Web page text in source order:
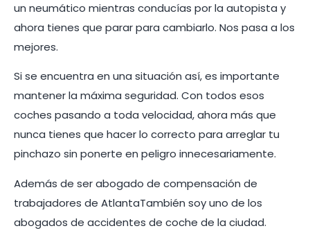
un neumático mientras conducías por la autopista y
ahora tienes que parar para cambiarlo. Nos pasa a los
mejores.
Si se encuentra en una situación así, es importante
mantener la máxima seguridad. Con todos esos
coches pasando a toda velocidad, ahora más que
nunca tienes que hacer lo correcto para arreglar tu
pinchazo sin ponerte en peligro innecesariamente.
Además de ser abogado de compensación de
trabajadores de AtlantaTambién soy uno de los
abogados de accidentes de coche de la ciudad.